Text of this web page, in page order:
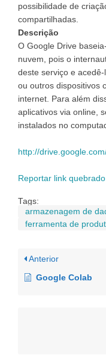
possibilidade de
compartilhadas.
Descrição
O Google Drive
nuvem, pois o
deste serviço e
ou outros dispositivos
internet. Para além
aplicativos via online,
instalados no
http://
Reportar link quebrado
Tags:
armazenagem de
ferramenta de
Anterior
Google Colab